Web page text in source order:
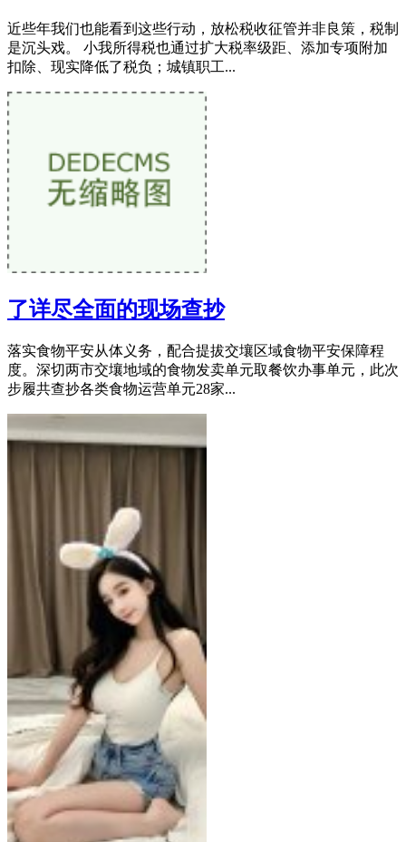
近些年我们也能看到这些行动，放松税收征管并非良策，税制
是沉头戏。 小我所得税也通过扩大税率级距、添加专项附加
扣除、现实降低了税负；城镇职工...
了详尽全面的现场查抄
落实食物平安从体义务，配合提拔交壤区域食物平安保障程
度。深切两市交壤地域的食物发卖单元取餐饮办事单元，此次
步履共查抄各类食物运营单元28家...